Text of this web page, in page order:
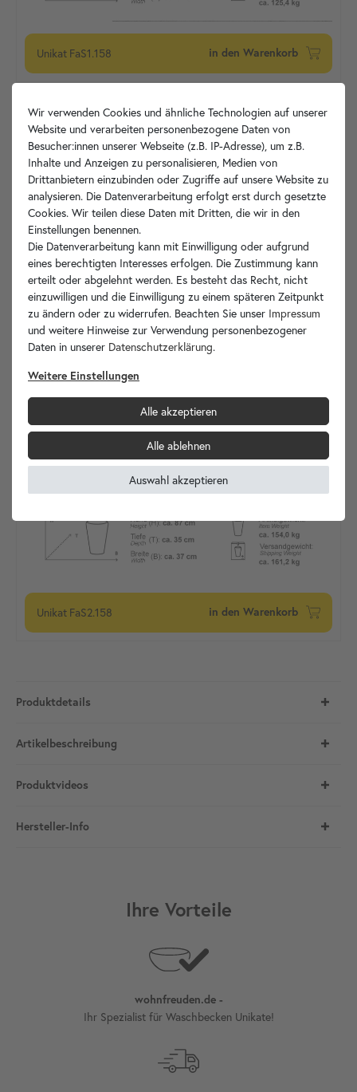
Unikat FaS1.158 in den Warenkorb
Unikat FaS2.158 in den Warenkorb
Produktdetails
Artikelbeschreibung
Produktvideos
Hersteller-Info
Ihre Vorteile
wohnfreuden.de -
Ihr Spezialist für Waschbecken Unikate!
Wir verwenden Cookies und ähnliche Technologien auf unserer
Website und verarbeiten personenbezogene Daten von
Besucher:innen unserer Webseite (z.B. IP-Adresse), um z.B.
Inhalte und Anzeigen zu personalisieren, Medien von
Drittanbietern einzubinden oder Zugriffe auf unsere Website zu
analysieren. Die Datenverarbeitung erfolgt erst durch gesetzte
Cookies. Wir teilen diese Daten mit Dritten, die wir in den
Einstellungen benennen.
Die Datenverarbeitung kann mit Einwilligung oder aufgrund
eines berechtigten Interesses erfolgen. Die Zustimmung kann
erteilt oder abgelehnt werden. Es besteht das Recht, nicht
einzuwilligen und die Einwilligung zu einem späteren Zeitpunkt
zu ändern oder zu widerrufen. Beachten Sie unser Impressum
und weitere Hinweise zur Verwendung personenbezogener
Daten in unserer Daten­schutz­erklärung.
Weitere Einstellungen
Alle akzeptieren
Alle ablehnen
Auswahl akzeptieren